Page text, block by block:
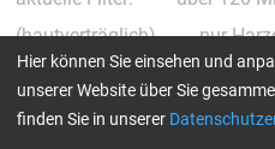
(hautverträglich)
nur
Hier können Sie einsehen und
unserer Website über Sie
finden Sie in unserer